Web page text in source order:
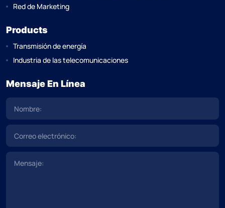
Red de Marketing
Products
Transmisión de energía
Industria de las telecomunicaciones
Mensaje En Línea